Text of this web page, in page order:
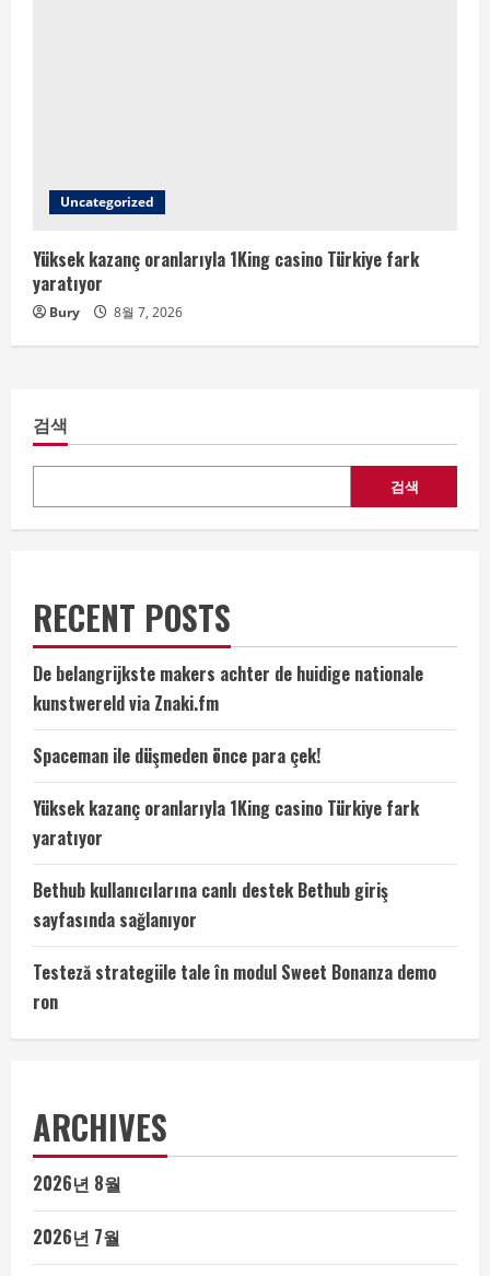
Uncategorized
Yüksek kazanç oranlarıyla 1King casino Türkiye fark
yaratıyor
Bury 8월 7, 2026
검색
검색
RECENT POSTS
De belangrijkste makers achter de huidige nationale
kunstwereld via Znaki.fm
Spaceman ile düşmeden önce para çek!
Yüksek kazanç oranlarıyla 1King casino Türkiye fark
yaratıyor
Bethub kullanıcılarına canlı destek Bethub giriş
sayfasında sağlanıyor
Testeză strategiile tale în modul Sweet Bonanza demo
ron
ARCHIVES
2026년 8월
2026년 7월